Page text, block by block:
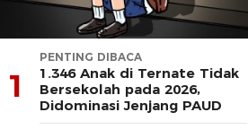
1
PENTING DIBACA
1.346 Anak di Ternate Tidak
Bersekolah pada 2026,
Didominasi Jenjang PAUD